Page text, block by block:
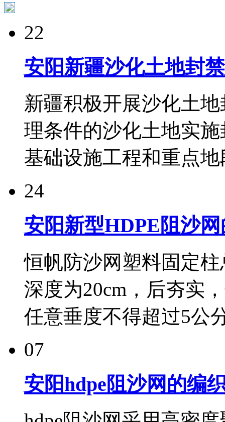
22
安阳新疆沙化土地封
新疆积极开展沙化土
理条件的沙化土地实
基础设施工程和重点
24
安阳新型HDPE阻沙
恒帆防沙网塑料固定
深度为20cm，后夯实
任意垂度不得超过5公
07
安阳hdpe阻沙网的编